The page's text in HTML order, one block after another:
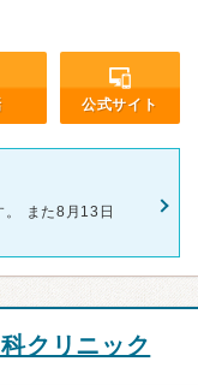
公式サイト
また8月13日
クリニック